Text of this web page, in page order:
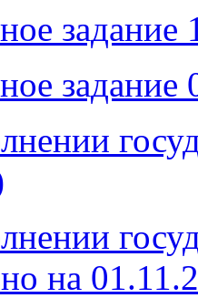
задание
на